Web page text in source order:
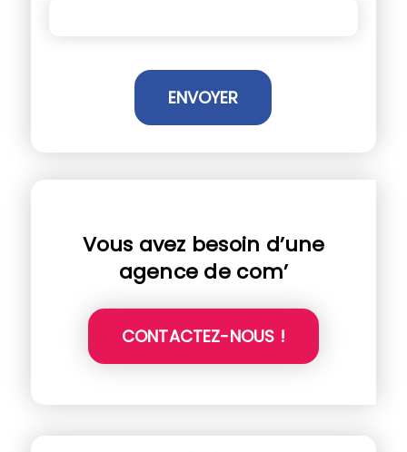
Vous avez besoin d’une
agence de com’
CONTACTEZ-NOUS !